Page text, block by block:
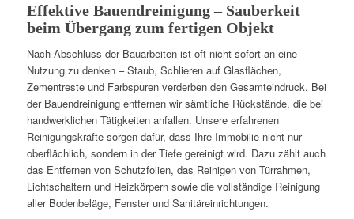
Effektive Bauendreinigung – Sauberkeit
beim Übergang zum fertigen Objekt
Nach Abschluss der Bauarbeiten ist oft nicht sofort an eine
Nutzung zu denken – Staub, Schlieren auf Glasflächen,
Zementreste und Farbspuren verderben den Gesamteindruck. Bei
der Bauendreinigung entfernen wir sämtliche Rückstände, die bei
handwerklichen Tätigkeiten anfallen. Unsere erfahrenen
Reinigungskräfte sorgen dafür, dass Ihre Immobilie nicht nur
oberflächlich, sondern in der Tiefe gereinigt wird. Dazu zählt auch
das Entfernen von Schutzfolien, das Reinigen von Türrahmen,
Lichtschaltern und Heizkörpern sowie die vollständige Reinigung
aller Bodenbeläge, Fenster und Sanitäreinrichtungen.